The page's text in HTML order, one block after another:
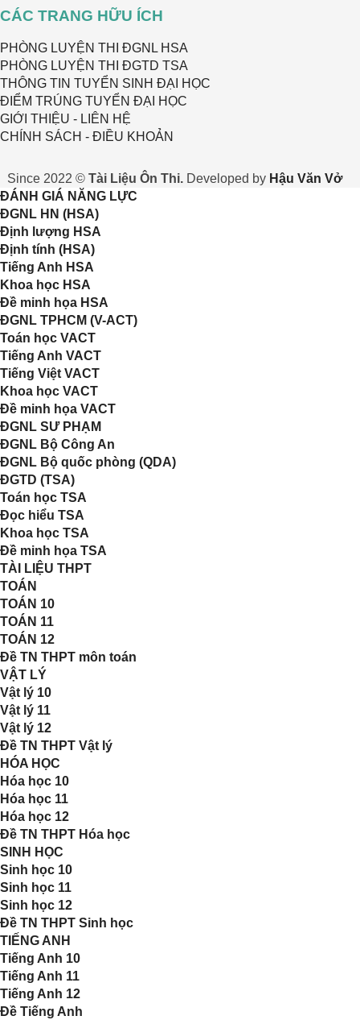
CÁC TRANG HỮU ÍCH
PHÒNG LUYỆN THI ĐGNL HSA
PHÒNG LUYỆN THI ĐGTD TSA
THÔNG TIN TUYỂN SINH ĐẠI HỌC
ĐIỂM TRÚNG TUYỂN ĐẠI HỌC
GIỚI THIỆU - LIÊN HỆ
CHÍNH SÁCH - ĐIỀU KHOẢN
Since 2022 © Tài Liệu Ôn Thi.Developed by Hậu Văn Vở
ĐÁNH GIÁ NĂNG LỰC
ĐGNL HN (HSA)
Định lượng HSA
Định tính (HSA)
Tiếng Anh HSA
Khoa học HSA
Đề minh họa HSA
ĐGNL TPHCM (V-ACT)
Toán học VACT
Tiếng Anh VACT
Tiếng Việt VACT
Khoa học VACT
Đề minh họa VACT
ĐGNL SƯ PHẠM
ĐGNL Bộ Công An
ĐGNL Bộ quốc phòng (QDA)
ĐGTD (TSA)
Toán học TSA
Đọc hiểu TSA
Khoa học TSA
Đề minh họa TSA
TÀI LIỆU THPT
TOÁN
TOÁN 10
TOÁN 11
TOÁN 12
Đề TN THPT môn toán
VẬT LÝ
Vật lý 10
Vật lý 11
Vật lý 12
Đề TN THPT Vật lý
HÓA HỌC
Hóa học 10
Hóa học 11
Hóa học 12
Đề TN THPT Hóa học
SINH HỌC
Sinh học 10
Sinh học 11
Sinh học 12
Đề TN THPT Sinh học
TIẾNG ANH
Tiếng Anh 10
Tiếng Anh 11
Tiếng Anh 12
Đề Tiếng Anh